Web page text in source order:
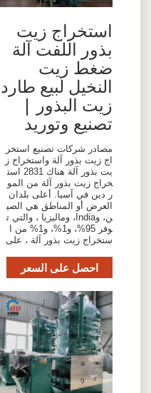
استخراج زيت
بذور اللفت آلة
ضغط زيت
النخيل لبيع طارد
زيت البذور |
تصنيع وتوريد
مصادر شركات تصنيع استخر
اج زيت بذور آلة واستخراج ز
يت بذور آلة هناك 2831 است
خراج زيت بذور آلة من المو
ر دين في آسيا. أعلى بلدان
العرض أو المناطق هي الصي
ن، وIndia، وماليزيا ، والتي ت
وفر 95%، و1%، و1% من ا
ستخراج زيت بذور آلة ، على
احصل على السعر